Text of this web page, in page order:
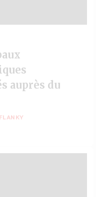
auprès du